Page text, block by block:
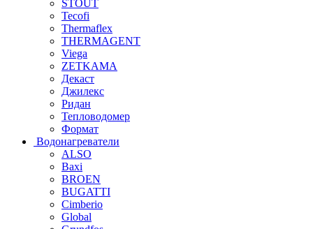
STOUT
Tecofi
Thermaflex
THERMAGENT
Viega
ZETKAMA
Декаст
Джилекс
Ридан
Тепловодомер
Формат
Водонагреватели
ALSO
Baxi
BROEN
BUGATTI
Cimberio
Global